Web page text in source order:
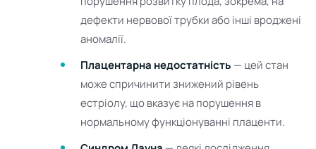
дефекти нервової трубки або інші вроджені
аномалії.
Плацентарна недостатність — цей стан
може спричинити знижений рівень
естріолу, що вказує на порушення в
нормальному функціонуванні плаценти.